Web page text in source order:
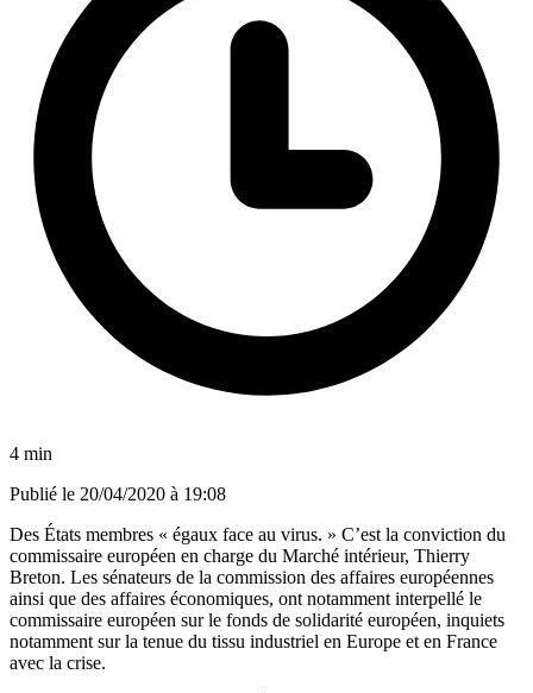
4 min
Publié le 20/04/2020 à 19:08
Des États membres « égaux face au virus. » C’est la conviction du
commissaire européen en charge du Marché intérieur, Thierry
Breton. Les sénateurs de la commission des affaires européennes
ainsi que des affaires économiques, ont notamment interpellé le
commissaire européen sur le fonds de solidarité européen, inquiets
notamment surla tenue du tissu industriel en Europe et en France
avec la crise.